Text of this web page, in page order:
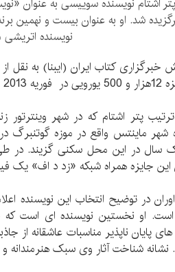
شد. او به عنوان بیست و نهمین
نویسنده
خبرگزاری کتاب ایران (ایبنا) به نقل
شود.
پتر اشتام که در شهر
شهر ماینتس واقع در موزه
سال در این محل سکنی گزیند. در
این جایزه همراه شبکه «زد د اف» یک
در توضیح انتخاب این نویسنده
او نخستین نویسنده ای است که
پایان ناپذیر مناسبات عاشقانه از
نشانه شناخت آثار وی سبک هنرمندانه